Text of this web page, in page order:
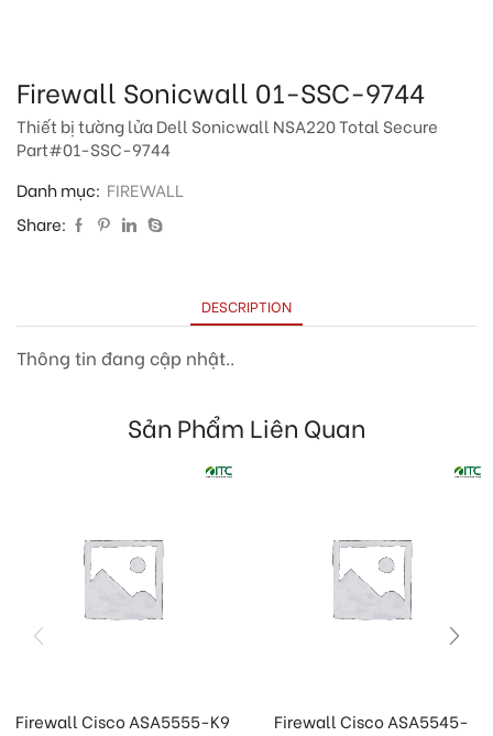
Firewall Sonicwall 01-SSC-9744
Thiết bị tường lửa Dell Sonicwall NSA220 Total Secure
Part#01-SSC-9744
Danh mục: FIREWALL
Share:
DESCRIPTION
Thông tin đang cập nhật..
Sản Phẩm Liên Quan
Firewall Cisco ASA5555-K9
Firewall Cisco ASA5545-